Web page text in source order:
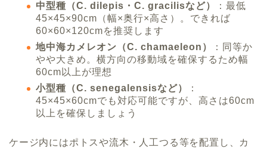
中型種（C. dilepis・C. gracilisなど）
：最低
45×45×90cm（幅×奥行×高さ）。できれば
60×60×120cmを推奨します
地中海カメレオン（C. chamaeleon）
：同等か
やや大きめ。横方向の移動域を確保するため幅
60cm以上が理想
小型種（C. senegalensisなど）
：
45×45×60cmでも対応可能ですが、高さは60cm
以上を確保しましょう
ケージ内にはポトスや流木・人工つる等を配置し、カ